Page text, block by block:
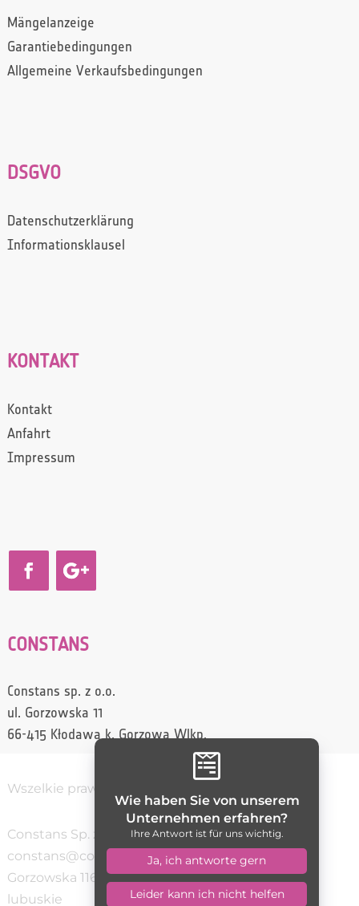

Wie haben Sie von unserem
Unternehmen erfahren?
Ihre Antwort ist für uns wichtig.
Ja, ich antworte gern
Leider kann ich nicht helfen
Mängelanzeige
Garantiebedingungen
Allgemeine Verkaufsbedingungen
DSGVO
Datenschutzerklärung
Informationsklausel
KONTAKT
Kontakt
Anfahrt
Impressum
CONSTANS
Constans sp. z o.o.
ul. Gorzowska 11
66-415 Kłodawa k. Gorzowa Wlkp.
Wszelkie prawa zastrzeżone / Constans
Constans Sp. z o.o.
(95) 728 70 10
constans@constans.pl
Gorzowska 1166-400 Gorzów Wielkopolski woj.
lubuskie
5992735261